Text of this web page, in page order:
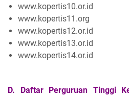
www.kopertis10.or.id
www.kopertis11.org
www.kopertis12.or.id
www.kopertis13.or.id
www.kopertis14.or.id
D. Daftar Perguruan Tinggi